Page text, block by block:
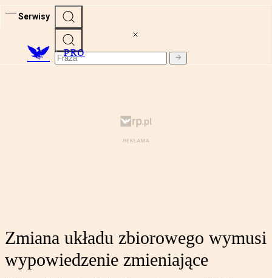
Serwisy
PRO
Zmiana układu zbiorowego wymusi
wypowiedzenie zmieniające